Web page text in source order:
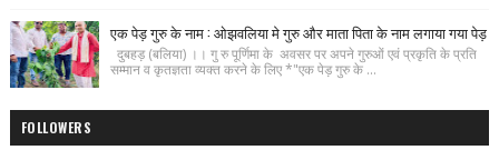
एक पेड़ गुरु के नाम : ओझवलिया मे गुरु और माता पिता के नाम लगाया गया पेड़
दुबहड़ (बलिया) ।। गु रु पूर्णिमा के अवसर पर अपने गुरुओं एवं प्रकृति के प्रति
सम्मान व कृतज्ञता व्यक्त करने के लिए *"एक पेड़ गुरु के ...
FOLLOWERS